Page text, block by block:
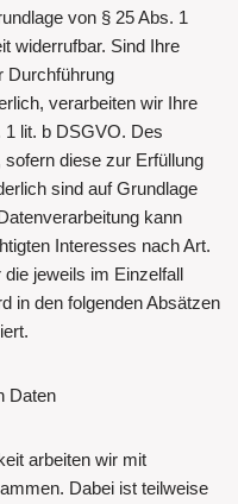
von § 25 Abs. 1
widerrufbar. Sind Ihre
Durchführung
verarbeiten wir Ihre
1 lit. b DSGVO. Des
diese zur Erfüllung
sind auf Grundlage
kann
Interesses nach Art.
jeweils im Einzelfall
in den folgenden Absätzen
Daten
arbeiten wir mit
Dabei ist teilweise